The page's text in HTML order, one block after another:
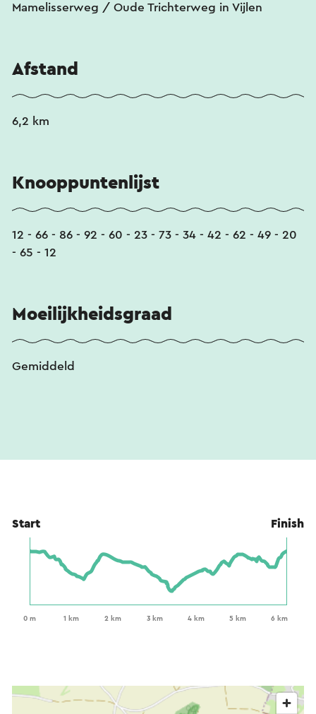
Mamelisserweg / Oude Trichterweg in Vijlen
Afstand
6,2 km
Knooppuntenlijst
12 - 66 - 86 - 92 - 60 - 23 - 73 - 34 - 42 - 62 - 49 - 20
- 65 - 12
Moeilijkheidsgraad
Gemiddeld
Start Finish